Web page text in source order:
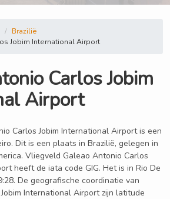
Brazilië
Jobim International Airport
Carlos Jobim
Airport
Carlos Jobim International Airport is een
Dit is een plaats in Brazilië, gelegen in
Vliegveld Galeao Antonio Carlos
heeft de iata code GIG. Het is in Rio De
De geografische coordinatie van
International Airport zijn latitude